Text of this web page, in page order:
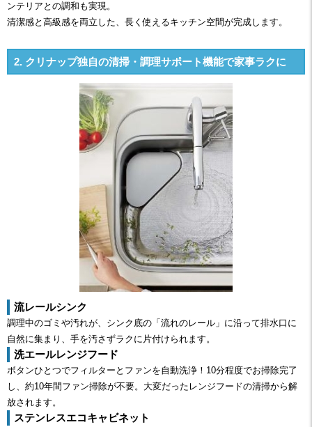
ンテリアとの調和も実現。
清潔感と高級感を両立した、長く使えるキッチン空間が完成します。
2. クリナップ独自の清掃・調理サポート機能で家事ラクに
流レールシンク
調理中のゴミや汚れが、シンク底の「流れのレール」に沿って排水口に
自然に集まり、手を汚さずラクに片付けられます。
洗エールレンジフード
ボタンひとつでフィルターとファンを自動洗浄！10分程度でお掃除完了
し、約10年間ファン掃除が不要。大変だったレンジフードの清掃から解
放されます。
ステンレスエコキャビネット